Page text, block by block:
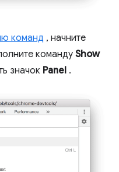
команд , начните
команду Show
значок Panel .